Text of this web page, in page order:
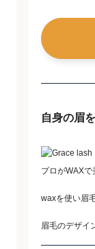
自身の眉
プロがWAXで
waxを使い眉
眉毛のデザイ